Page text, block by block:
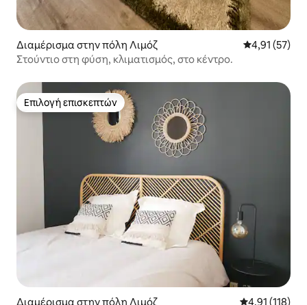
Διαμέρισμα στην πόλη Λιμόζ Μέση
4,91 (57)
Στούντιο στη φύση, κλιματισμός, στο κέντρο.
Επιλογή επισκεπτών
Επιλογή επισκεπτών
Διαμέρισμα στην πόλη Λιμόζ Μέση
4,91 (118)